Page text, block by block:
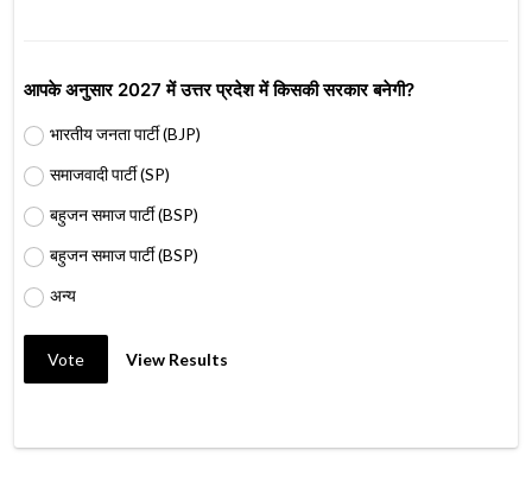
आपके अनुसार 2027 में उत्तर प्रदेश में किसकी सरकार बनेगी?
भारतीय जनता पार्टी (BJP)
समाजवादी पार्टी (SP)
बहुजन समाज पार्टी (BSP)
बहुजन समाज पार्टी (BSP)
अन्य
Vote View Results